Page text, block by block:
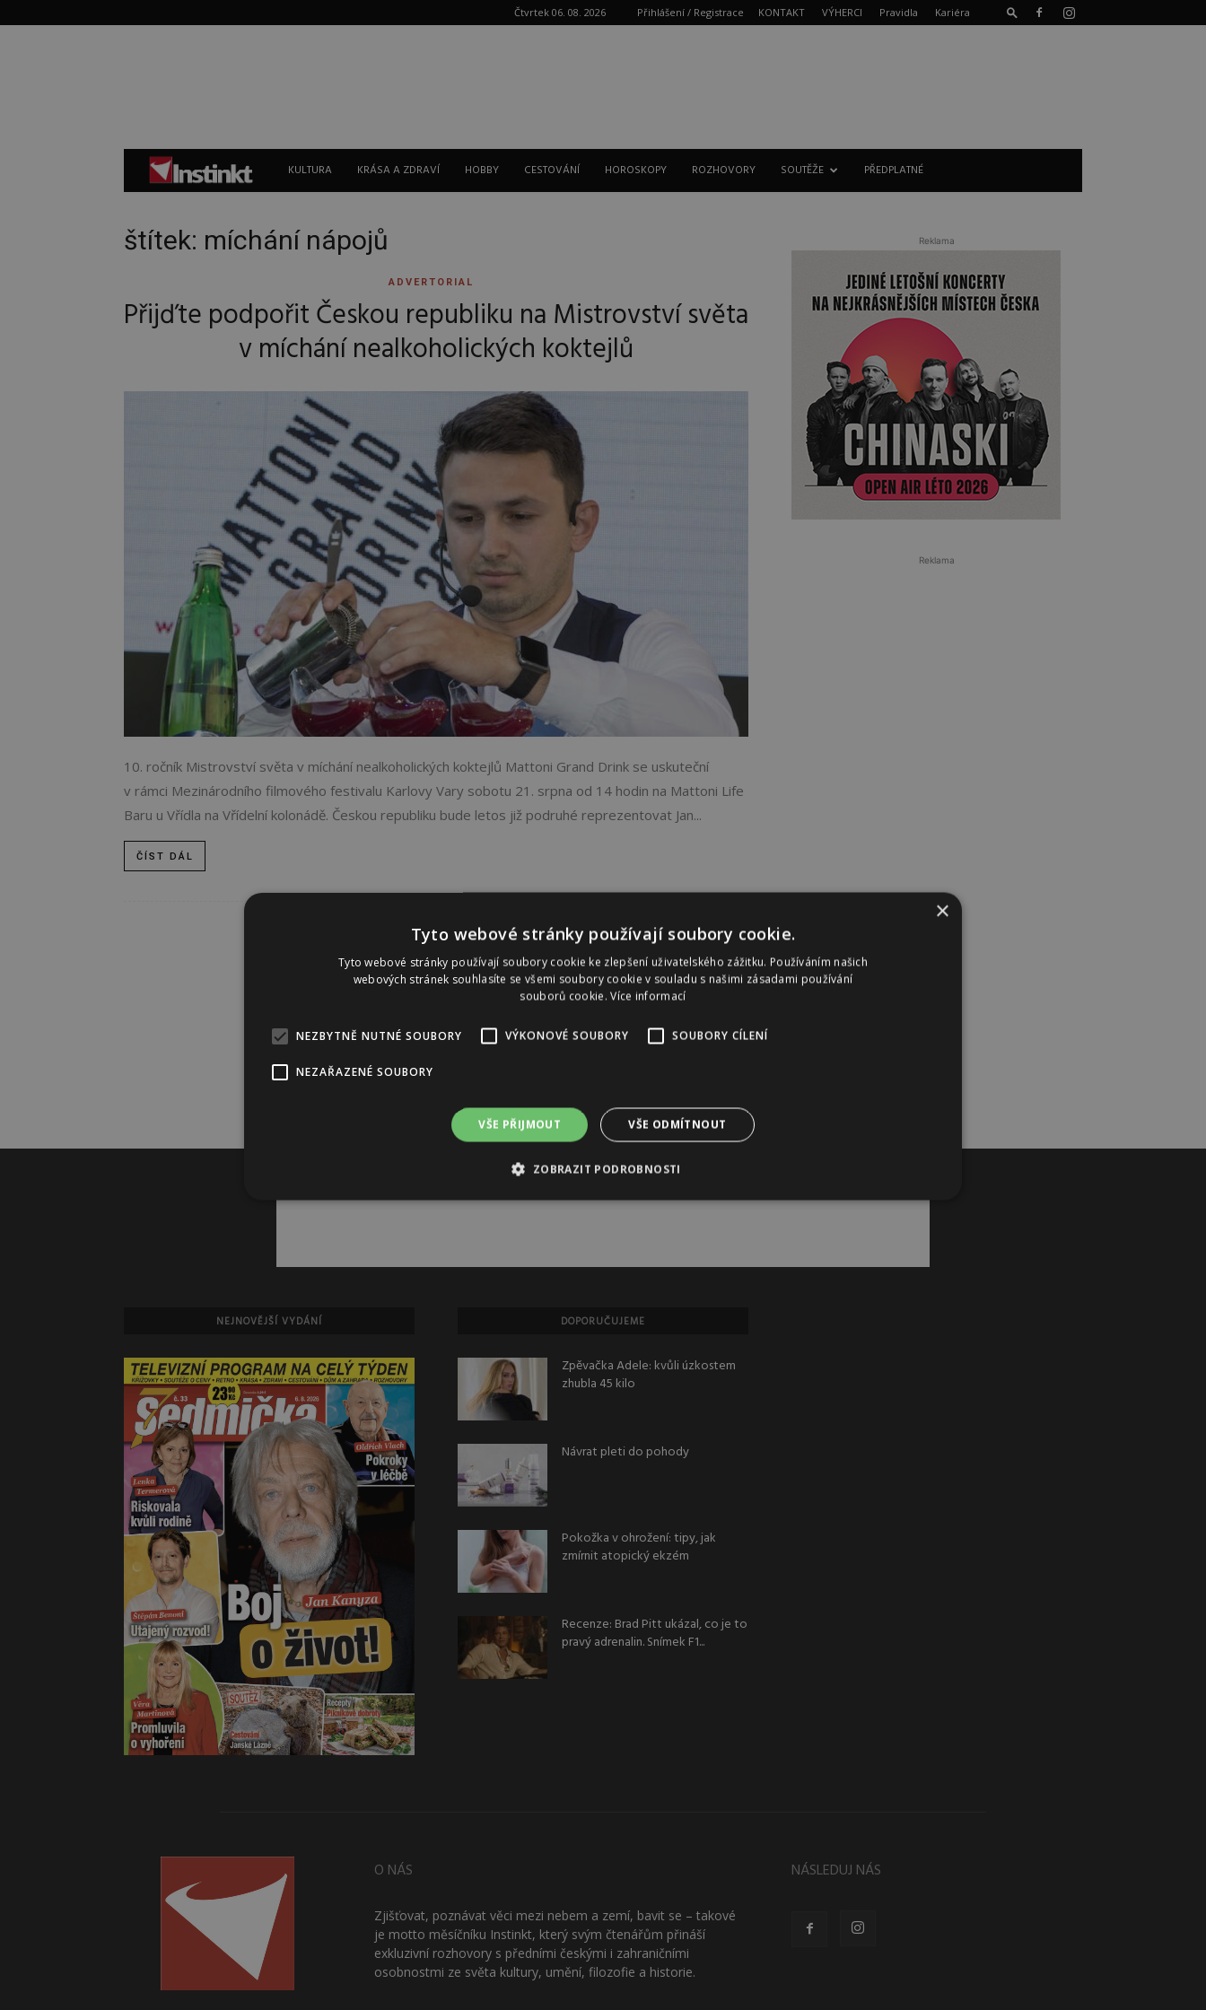
Čtvrtek 06. 08. 2026 Přihlášení / Registrace KONTAKT VÝHERCI Pravidla Kariéra
Instinkt
KULTURA KRÁSA A ZDRAVÍ HOBBY CESTOVÁNÍ HOROSKOPY ROZHOVORY SOUTĚŽE PŘEDPLATNÉ
štítek: míchání nápojů
ADVERTORIAL
Přijďte podpořit Českou republiku na Mistrovství světa
v míchání nealkoholických koktejlů
10. ročník Mistrovství světa v míchání nealkoholických koktejlů Mattoni Grand Drink se uskuteční
v rámci Mezinárodního filmového festivalu Karlovy Vary sobotu 21. srpna od 14 hodin na Mattoni Life
Baru u Vřídla na Vřídelní kolonádě. Českou republiku bude letos již podruhé reprezentovat Jan...
ČÍST DÁL
Reklama
Reklama
Reklama
NEJNOVĚJŠÍ VYDÁNÍ DOPORUČUJEME
Zpěvačka Adele: kvůli úzkostem
zhubla 45 kilo
Návrat pleti do pohody
Pokožka v ohrožení: tipy, jak
zmírnit atopický ekzém
Recenze: Brad Pitt ukázal, co je to
pravý adrenalin. Snímek F1...
O NÁS
Zjišťovat, poznávat věci mezi nebem a zemí, bavit se – takové
je motto měsíčníku Instinkt, který svým čtenářům přináší
exkluzivní rozhovory s předními českými i zahraničními
osobnostmi ze světa kultury, umění, filozofie a historie.
NÁSLEDUJ NÁS
×
Tyto webové stránky používají soubory cookie.
Tyto webové stránky používají soubory cookie ke zlepšení uživatelského zážitku. Používáním našich
webových stránek souhlasíte se všemi soubory cookie v souladu s našimi zásadami používání
souborů cookie.Více informací
NEZBYTNĚ NUTNÉ SOUBORY VÝKONOVÉ SOUBORY SOUBORY CÍLENÍ
NEZAŘAZENÉ SOUBORY
VŠE PŘIJMOUT VŠE ODMÍTNOUT
ZOBRAZIT PODROBNOSTI